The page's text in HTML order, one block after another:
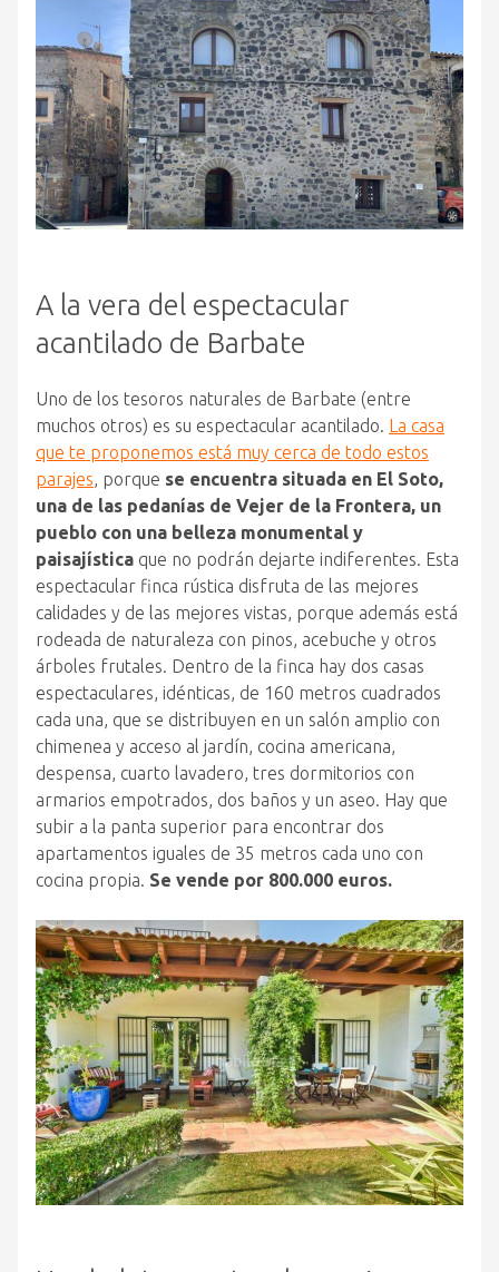
A la vera del espectacular
acantilado de Barbate
Uno de los tesoros naturales de Barbate (entre
muchos otros) es su espectacular acantilado. La casa
que te proponemos está muy cerca de todo estos
parajes, porque se encuentra situada en El Soto,
una de las pedanías de Vejer de la Frontera, un
pueblo con una belleza monumental y
paisajística que no podrán dejarte indiferentes. Esta
espectacular finca rústica disfruta de las mejores
calidades y de las mejores vistas, porque además está
rodeada de naturaleza con pinos, acebuche y otros
árboles frutales. Dentro de la finca hay dos casas
espectaculares, idénticas, de 160 metros cuadrados
cada una, que se distribuyen en un salón amplio con
chimenea y acceso al jardín, cocina americana,
despensa, cuarto lavadero, tres dormitorios con
armarios empotrados, dos baños y un aseo. Hay que
subir a la panta superior para encontrar dos
apartamentos iguales de 35 metros cada uno con
cocina propia. Se vende por 800.000 euros.